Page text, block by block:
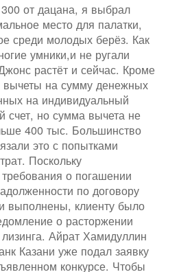
от дацана, я выбрал
место для палатки,
среди молодых берёз. Как
умники,и не ругали
растёт и сейчас. Кроме
вычеты на сумму денежных
на индивидуальный
счет, но сумма вычета не
400 тыс. Большинство
это с попытками
Поскольку
о погашении
по договору
выполнены, клиенту было
о расторжении
Айрат Хамидуллин
Казани уже подал заявку
конкурсе. Чтобы